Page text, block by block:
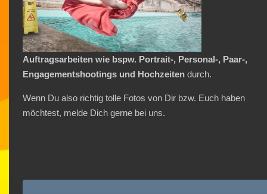
Auftragsarbeiten wie bspw. Portrait-, Personal-, Paar-,
Engagementshootings und Hochzeiten durch.
Wenn Du also richtig tolle Fotos von Dir bzw. Euch haben
möchtest, melde Dich gerne bei uns.